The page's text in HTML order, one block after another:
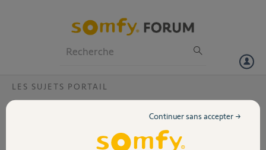
Volet
LES SUJETS PORTAIL
Moteurs Invisio commandé par portier
Bjr est il possible d actionner des moteurs invisio 35 io avec un portier
Continuer sans accepter →